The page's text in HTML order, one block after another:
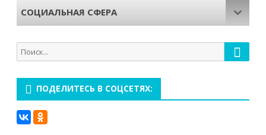
СОЦИАЛЬНАЯ СФЕРА
Поиск
для:
Поиск
ПОДЕЛИТЕСЬ В СОЦСЕТЯХ: